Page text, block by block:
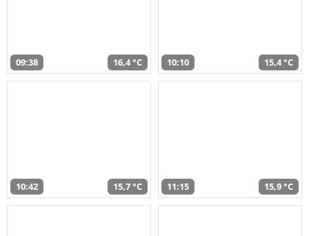
09:38 16,4 °C 10:10 15,4 °C
10:42 15,7 °C 11:15 15,9 °C